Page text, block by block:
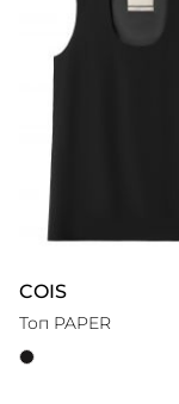
COIS
Топ PAPER